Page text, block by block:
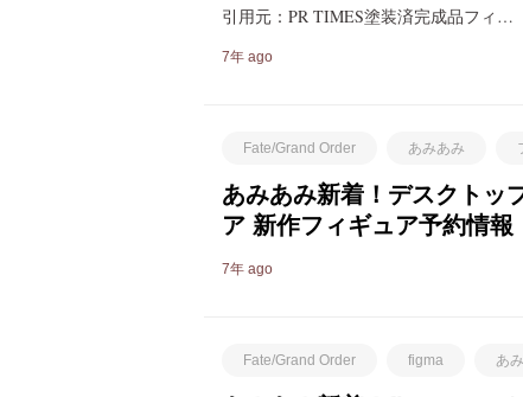
引用元：PR TIMES塗装済完成品フィ…
7年 ago
Fate/Grand Order あみあみ
あみあみ新着！デスクトッ
ア 新作フィギュア予約情報
7年 ago
Fate/Grand Order figma あ